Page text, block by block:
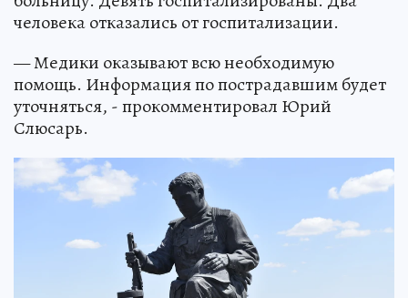
человека отказались от госпитализации.
— Медики оказывают всю необходимую
помощь. Информация по пострадавшим будет
уточняться, - прокомментировал Юрий
Слюсарь.